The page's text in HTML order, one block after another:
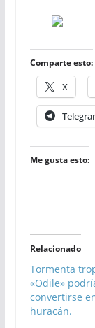
Comparte esto:
X
Me gusta esto:
Relacionado
Tormenta
«Odile»
convertirse
huracán.